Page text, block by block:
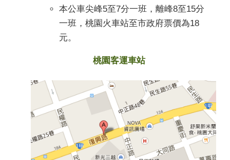
本公車尖峰5至7分一班，離峰8至15分
一班，桃園火車站至市政府票價為18
元。
桃園客運車站